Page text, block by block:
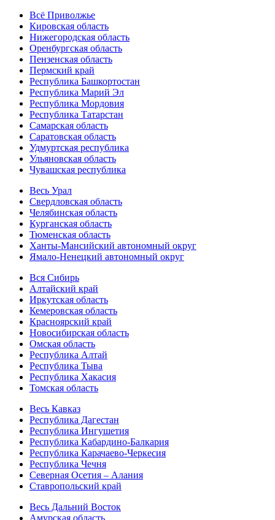
Всё Приволжье
Кировская область
Нижегородская область
Оренбургская область
Пензенская область
Пермский край
Республика Башкортостан
Республика Марий Эл
Республика Мордовия
Республика Татарстан
Самарская область
Саратовская область
Удмуртская республика
Ульяновская область
Чувашская республика
Весь Урал
Свердловская область
Челябинская область
Курганская область
Тюменская область
Ханты-Мансийский автономный округ
Ямало-Ненецкий автономный округ
Вся Сибирь
Алтайский край
Иркутская область
Кемеровская область
Красноярский край
Новосибирская область
Омская область
Республика Алтай
Республика Тыва
Республика Хакасия
Томская область
Весь Кавказ
Республика Дагестан
Республика Ингушетия
Республика Кабардино-Балкария
Республика Карачаево-Черкесия
Республика Чечня
Северная Осетия – Алания
Ставропольский край
Весь Дальний Восток
Амурская область